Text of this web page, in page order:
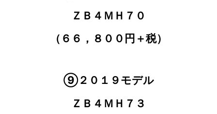
ＺＢ４ＭＨ７０
（６６，８００円＋税）
⑨２０１９モデル
ＺＢ４ＭＨ７３